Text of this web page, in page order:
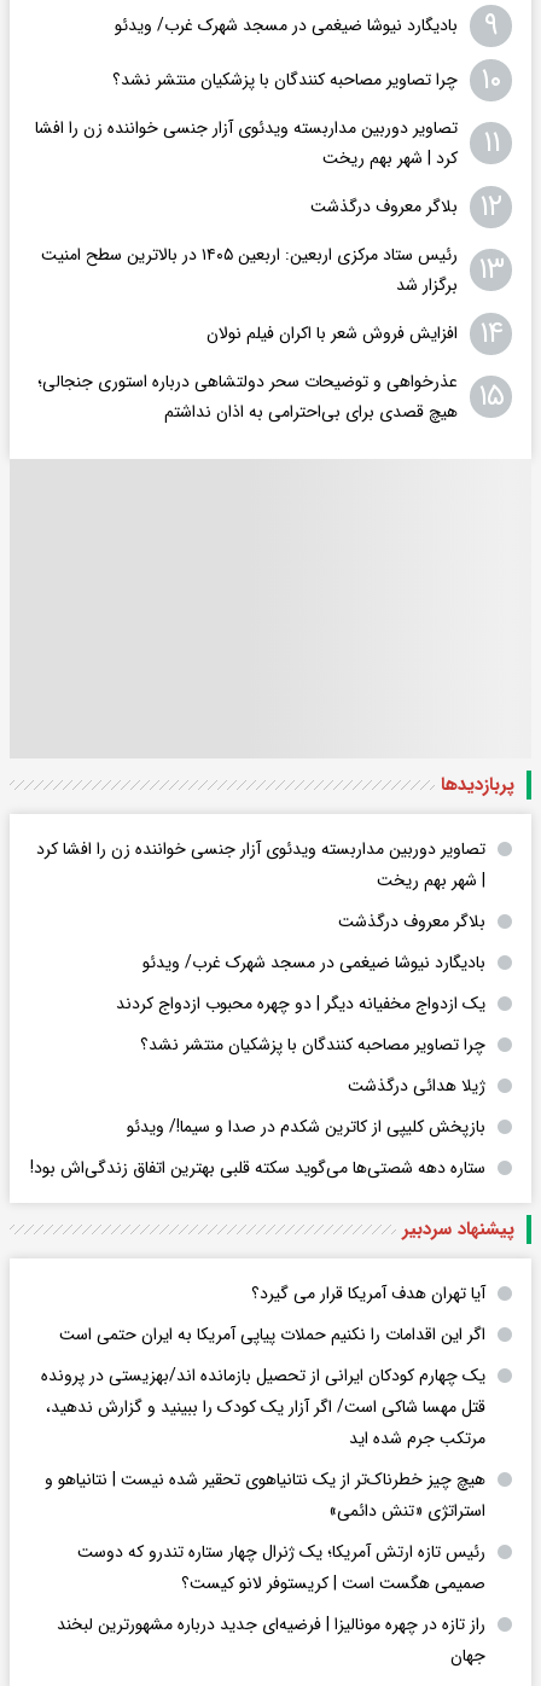
۹ بادیگارد نیوشا ضیغمی در مسجد شهرک غرب/ ویدئو
۱۰ چرا تصاویر مصاحبه کنندگان با پزشکیان منتشر نشد؟
۱۱
تصاویر دوربین مداربسته ویدئوی آزار جنسی خواننده زن را افشا
کرد | شهر بهم ریخت
۱۲ بلاگر معروف درگذشت
۱۳
رئیس ستاد مرکزی اربعین: اربعین ۱۴۰۵ در بالاترین سطح امنیت
برگزار شد
۱۴ افزایش فروش شعر با اکران فیلم نولان
۱۵
عذرخواهی و توضیحات سحر دولتشاهی درباره استوری جنجالی؛
هیچ قصدی برای بی‌احترامی به اذان نداشتم
پربازدید‌ها
تصاویر دوربین مداربسته ویدئوی آزار جنسی خواننده زن را افشا کرد
| شهر بهم ریخت
بلاگر معروف درگذشت
بادیگارد نیوشا ضیغمی در مسجد شهرک غرب/ ویدئو
یک ازدواج مخفیانه دیگر | دو چهره محبوب ازدواج کردند
چرا تصاویر مصاحبه کنندگان با پزشکیان منتشر نشد؟
ژیلا هدائی درگذشت
بازپخش کلیپی از کاترین شکدم در صدا و سیما!/ ویدئو
ستاره دهه شصتی‌ها می‌گوید سکته قلبی بهترین اتفاق زندگی‌اش بود!
پیشنهاد سردبیر
آیا تهران هدف آمریکا قرار می گیرد؟
اگر این اقدامات را نکنیم حملات پیاپی آمریکا به ایران حتمی است
یک چهارم کودکان ایرانی از تحصیل بازمانده اند/بهزیستی در پرونده
قتل مهسا شاکی است/ اگر آزار یک کودک را ببینید و گزارش ندهید،
مرتکب جرم شده اید
هیچ چیز خطرناک‌تر از یک نتانیاهوی تحقیر شده نیست | نتانیاهو و
استراتژی «تنش دائمی»
رئیس تازه ارتش آمریکا؛ یک ژنرال چهار ستاره تندرو که دوست
صمیمی هگست است | کریستوفر لانو کیست؟
راز تازه در چهره مونالیزا | فرضیه‌ای جدید درباره مشهورترین لبخند
جهان